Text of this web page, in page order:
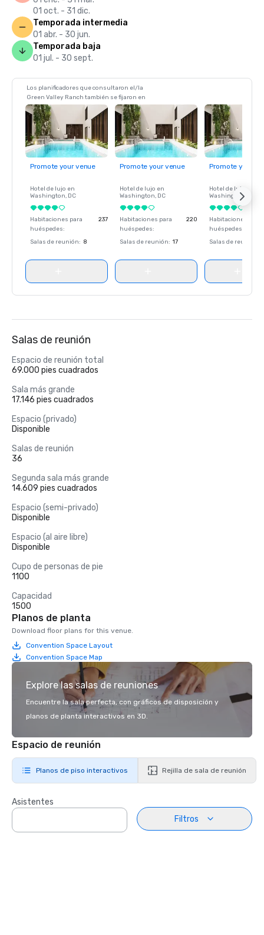
01 oct. - 31 dic.
Temporada intermedia
01 abr. - 30 jun.
Temporada baja
01 jul. - 30 sept.
Los planificadores que consultaron el/la
Green Valley Ranch también se fijaron en
Promote your venue
Hotel de lujo en
Washington, DC
Habitaciones para
huéspedes:
237
Salas de reunión: 8
Promote your venue
Hotel de lujo en
Washington, DC
Habitaciones para
huéspedes:
220
Salas de reunión: 17
Promote your
Hotel de lujo en
Washington
Habitaciones para
huéspedes
Salas de reunión
Salas de reunión
Espacio de reunión total
69.000 pies cuadrados
Sala más grande
17.146 pies cuadrados
Espacio (privado)
Disponible
Salas de reunión
36
Segunda sala más grande
14.609 pies cuadrados
Espacio (semi-privado)
Disponible
Espacio (al aire libre)
Disponible
Cupo de personas de pie
1100
Capacidad
1500
Planos de planta
Download floor plans for this venue.
Convention Space Layout
Convention Space Map
Explore las salas de reuniones
Encuentre la sala perfecta, con gráficos de disposición y
planos de planta interactivos en 3D.
Espacio de reunión
Planos de piso interactivos Rejilla de sala de reunión
Asistentes
Filtros